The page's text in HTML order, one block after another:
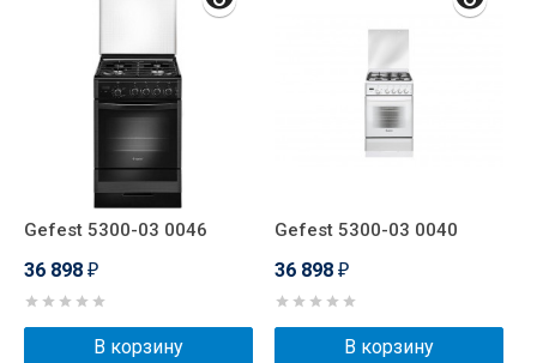
Gefest 5300-03 0046
36 898 ₽
В корзину
Gefest 5300-03 0040
36 898 ₽
В корзину